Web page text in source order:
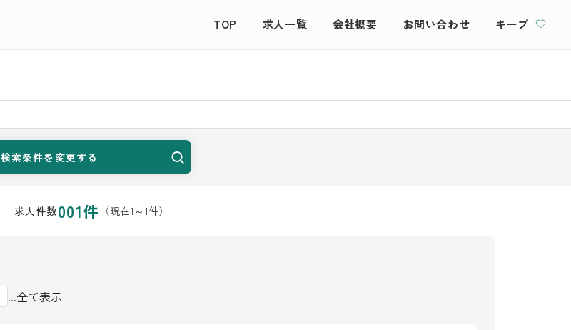
TOP 求人一覧 会社概要 お問い合わせ キープ
検索条件を変更する
求人件数001件 （現在1 ～1件）
...全て表示